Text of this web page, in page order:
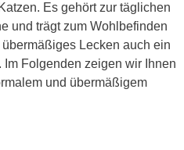
Es gehört zur täglichen
und trägt zum Wohlbefinden
Lecken auch ein
Folgenden zeigen wir Ihnen
und übermäßigem